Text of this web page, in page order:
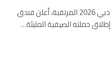
بينما تستعد المدينة لمفاجآت صيف دبي 2026 المرتقبة، أعلن فندق
حملته الصيفية المليئة…